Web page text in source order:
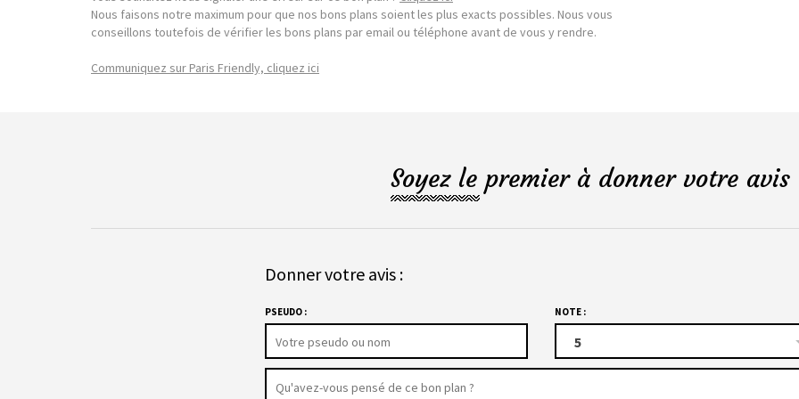
Nous faisons notre maximum pour que nos bons plans soient les plus exacts possibles. Nous vous
conseillons toutefois de vérifier les bons plans par email ou téléphone avant de vous y rendre.
Communiquez sur Paris Friendly, cliquez ici
Soyez le premier à donner votre
Donner votre avis :
PSEUDO : NOTE :
5